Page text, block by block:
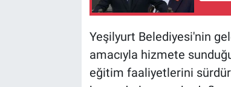
Yeşilyurt Belediyesi'nin
amacıyla hizmete
eğitim faaliyetlerini